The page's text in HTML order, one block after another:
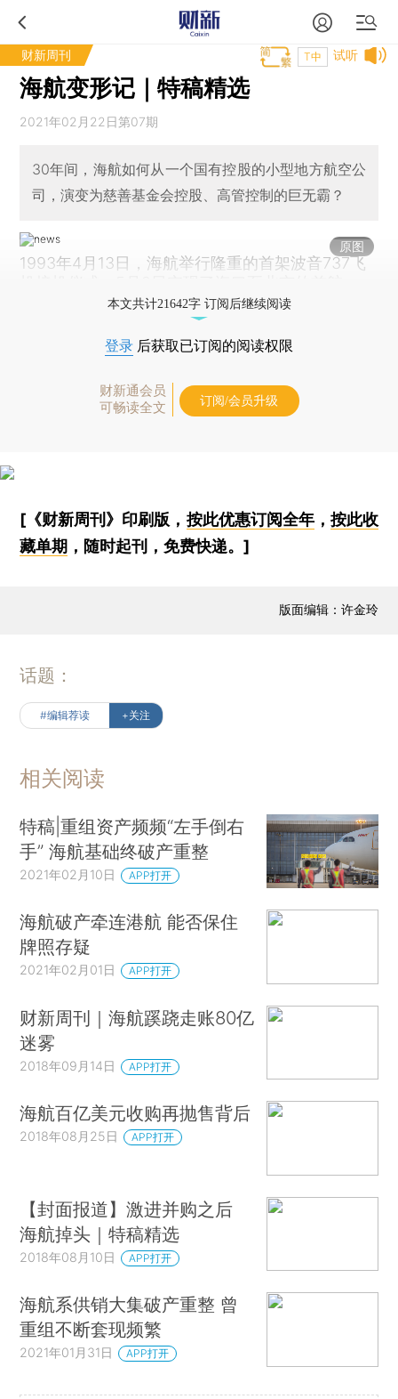
财新周刊 试听
T中
海航变形记｜特稿精选
2021年02月22日第07期
30年间，海航如何从一个国有控股的小型地方航空公
司，演变为慈善基金会控股、高管控制的巨无霸？
原图
1993年4月13日，海航举行隆重的首架波音737飞
本文共计21642字 订阅后继续阅读
登录 后获取已订阅的阅读权限
财新通会员
可畅读全文
订阅/会员升级
[《财新周刊》印刷版， 按此优惠订阅全年， 按此收
藏单期 ，随时起刊，免费快递。]
版面编辑：许金玲
话题：
#编辑荐读 +关注
相关阅读
特稿|重组资产频频“左手倒右
手” 海航基础终破产重整
2021年02月10日 APP打开
海航破产牵连港航 能否保住
牌照存疑
2021年02月01日 APP打开
财新周刊｜海航蹊跷走账80亿
迷雾
2018年09月14日 APP打开
海航百亿美元收购再抛售背后
2018年08月25日 APP打开
【封面报道】激进并购之后
海航掉头｜特稿精选
2018年08月10日 APP打开
海航系供销大集破产重整 曾
重组不断套现频繁
2021年01月31日 APP打开